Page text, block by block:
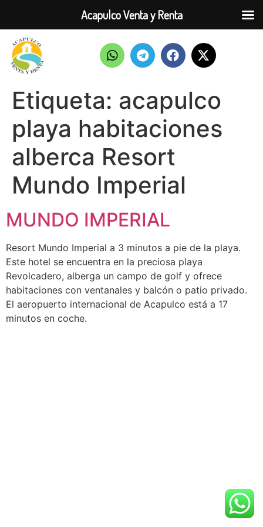
Etiqueta: acapulco
playa habitaciones
alberca Resort
Mundo Imperial
MUNDO IMPERIAL
Resort Mundo Imperial a 3 minutos a pie de la playa.
Este hotel se encuentra en la preciosa playa
Revolcadero, alberga un campo de golf y ofrece
habitaciones con ventanales y balcón o patio privado.
El aeropuerto internacional de Acapulco está a 17
minutos en coche.
Acapulco Venta y Renta